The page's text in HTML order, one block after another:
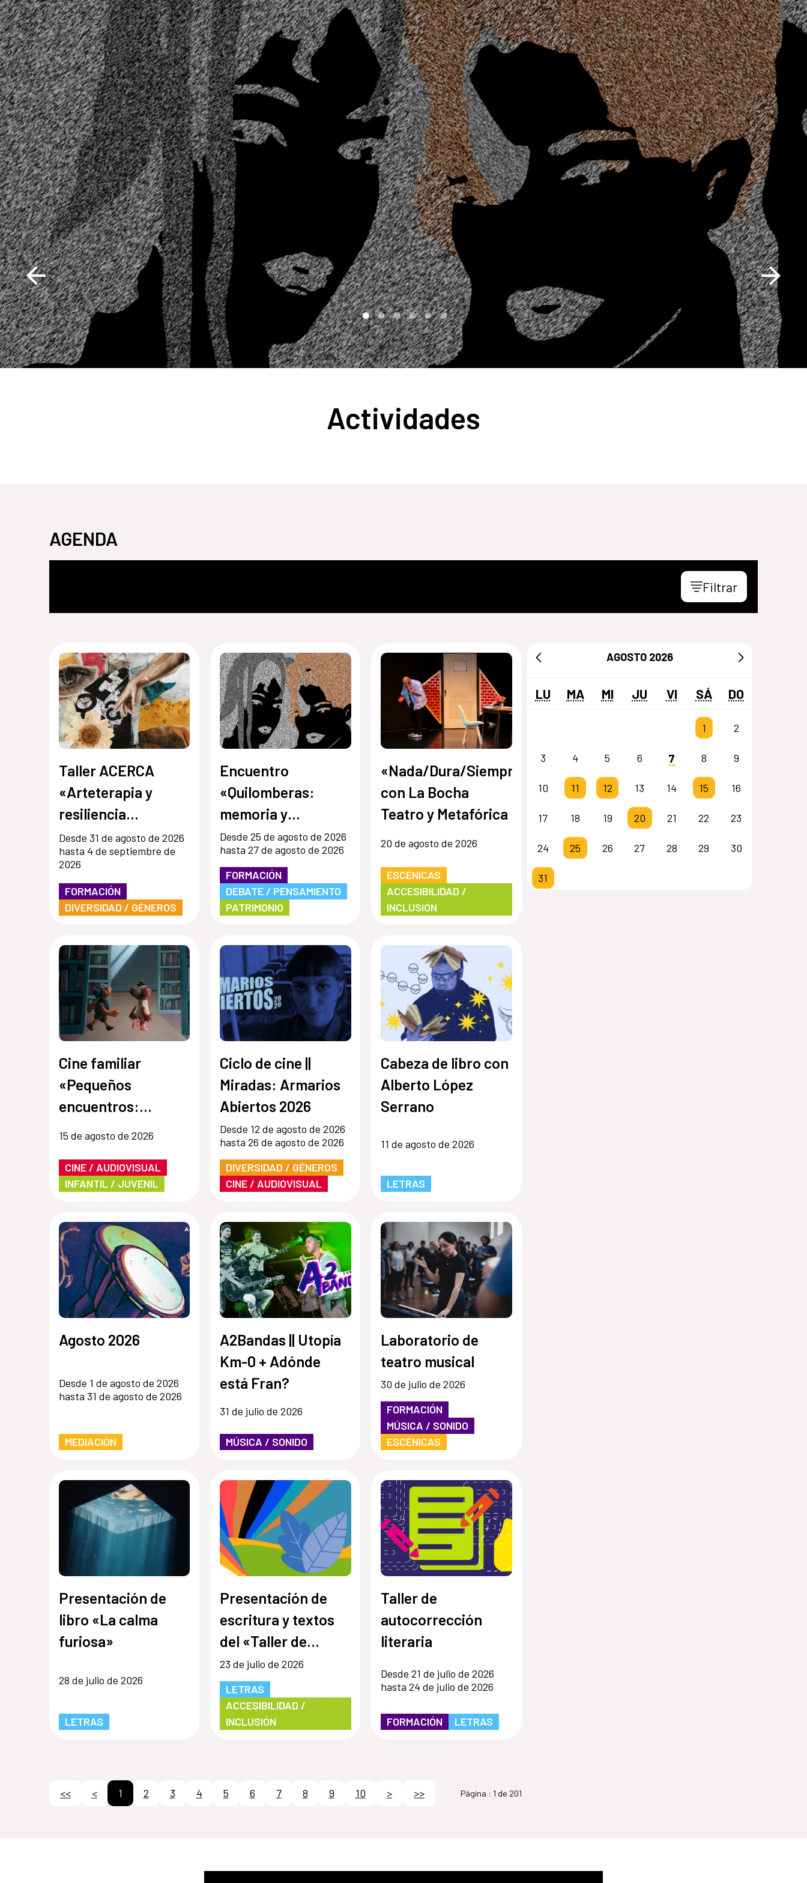
Actividades
AGENDA
Filtrar
Taller ACERCA
«Arteterapia y
resiliencia
comunitaria»
Desde 31 de agosto de 2026
hasta 4 de septiembre de
2026
FORMACIÓN
DIVERSIDAD / GÉNEROS
Encuentro
«Quilomberas:
memoria y
territorios»
Desde 25 de agosto de 2026
hasta 27 de agosto de 2026
FORMACIÓN
DEBATE / PENSAMIENTO
PATRIMONIO
«Nada/Dura/Siempre»,
con La Bocha
Teatro y Metafórica
20 de agosto de 2026
ESCÉNICAS
ACCESIBILIDAD /
INCLUSIÓN
Cine familiar
«Pequeños
encuentros:
Historias de
15 de agosto de 2026
CINE / AUDIOVISUAL
INFANTIL / JUVENIL
Ciclo de cine ||
Miradas: Armarios
Abiertos 2026
Desde 12 de agosto de 2026
hasta 26 de agosto de 2026
DIVERSIDAD / GÉNEROS
CINE / AUDIOVISUAL
Cabeza de libro con
Alberto López
Serrano
11 de agosto de 2026
LETRAS
Agosto 2026
Desde 1 de agosto de 2026
hasta 31 de agosto de 2026
MEDIACIÓN
A2Bandas || Utopía
Km-0 + Adónde
está Fran?
31 de julio de 2026
MÚSICA / SONIDO
Laboratorio de
teatro musical
30 de julio de 2026
FORMACIÓN
MÚSICA / SONIDO
ESCÉNICAS
Presentación de
libro «La calma
furiosa»
28 de julio de 2026
LETRAS
Presentación de
escritura y textos
del «Taller de
autobiografía para
mujeres 70+»
23 de julio de 2026
LETRAS
ACCESIBILIDAD /
INCLUSIÓN
Taller de
autocorrección
literaria
Desde 21 de julio de 2026
hasta 24 de julio de 2026
FORMACIÓN LETRAS
<< < 1 2 3 4 5 6 7 8 9 10 > >> Página : 1 de 201
AGOSTO 2026
LU MA MI JU VI SÁ DO
1 2
3 4 5 6 7 8 9
10 11 12 13 14 15 16
17 18 19 20 21 22 23
24 25 26 27 28 29 30
31